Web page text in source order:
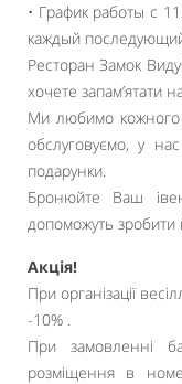
• График работы с
каждый
Ресторан Замок
хочете запам’ятати
Ми любимо кожного
обслуговуємо, у нас
подарунки.
Бронюйте Ваш
допоможуть зробити
Акція!
При організації
-10% .
При замовленні
розміщення в